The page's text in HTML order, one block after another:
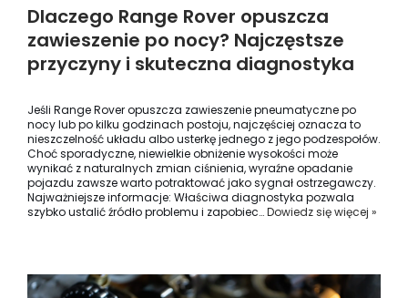
Dlaczego Range Rover opuszcza
zawieszenie po nocy? Najczęstsze
przyczyny i skuteczna diagnostyka
Jeśli Range Rover opuszcza zawieszenie pneumatyczne po
nocy lub po kilku godzinach postoju, najczęściej oznacza to
nieszczelność układu albo usterkę jednego z jego podzespołów.
Choć sporadyczne, niewielkie obniżenie wysokości może
wynikać z naturalnych zmian ciśnienia, wyraźne opadanie
pojazdu zawsze warto potraktować jako sygnał ostrzegawczy.
Najważniejsze informacje: Właściwa diagnostyka pozwala
szybko ustalić źródło problemu i zapobiec…Dowiedz się więcej »